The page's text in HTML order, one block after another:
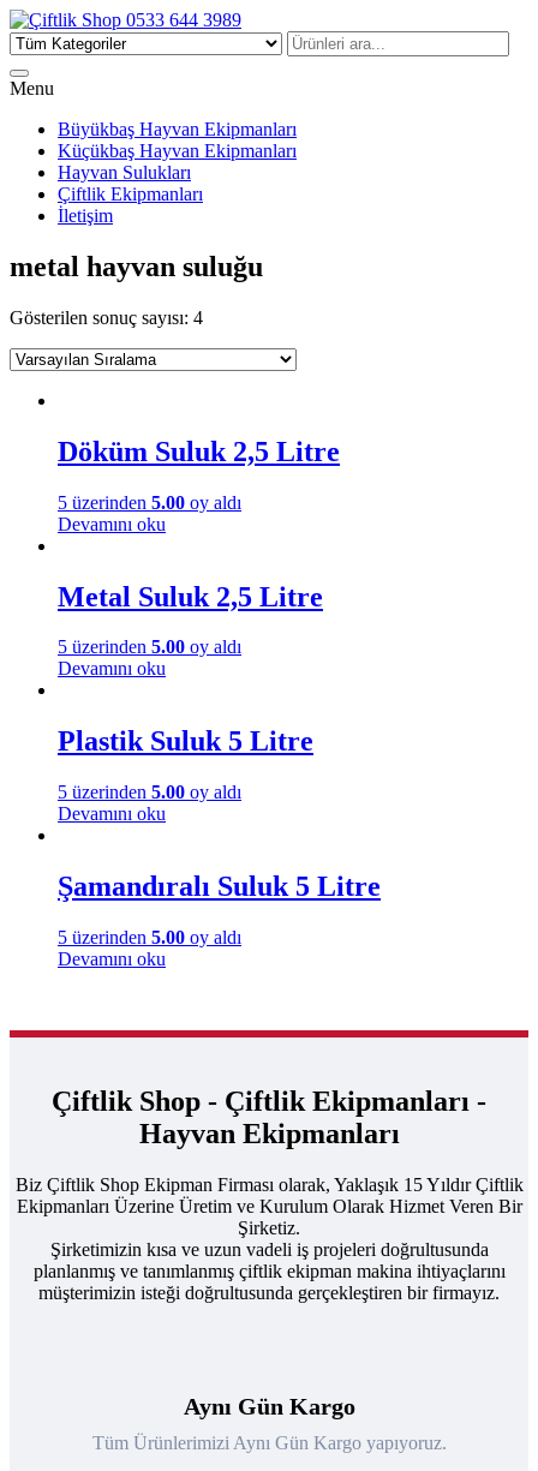
Çiftlik Shop 0533 644 3989
Menu
Büyükbaş Hayvan Ekipmanları
Küçükbaş Hayvan Ekipmanları
Hayvan Sulukları
Çiftlik Ekipmanları
İletişim
metal hayvan suluğu
Gösterilen sonuç sayısı: 4
Döküm Suluk 2,5 Litre
5 üzerinden 5.00 oy aldı
Devamını oku
Metal Suluk 2,5 Litre
5 üzerinden 5.00 oy aldı
Devamını oku
Plastik Suluk 5 Litre
5 üzerinden 5.00 oy aldı
Devamını oku
Şamandıralı Suluk 5 Litre
5 üzerinden 5.00 oy aldı
Devamını oku
Çiftlik Shop - Çiftlik Ekipmanları -
Hayvan Ekipmanları
Biz Çiftlik Shop Ekipman Firması olarak, Yaklaşık 15 Yıldır Çiftlik
Ekipmanları Üzerine Üretim ve Kurulum Olarak Hizmet Veren Bir
Şirketiz.
Şirketimizin kısa ve uzun vadeli iş projeleri doğrultusunda
planlanmış ve tanımlanmış çiftlik ekipman makina ihtiyaçlarını
müşterimizin isteği doğrultusunda gerçekleştiren bir firmayız.
Aynı Gün Kargo
Tüm Ürünlerimizi Aynı Gün Kargo yapıyoruz.